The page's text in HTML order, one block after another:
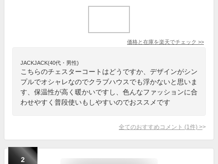
価格と在庫を楽天でチェック >>
JACKJACK(40代・男性)
こちらのチェスターコートはどうですか、デザインがシン
プルでオシャレなのでクラブハウスでも浮かないと思いま
す、保温性が高く暖かいですし、色んなファッションに合
わせやすく普段使いもしやすいのでおススメです
全てのおすすめコメント (1 件) >
2